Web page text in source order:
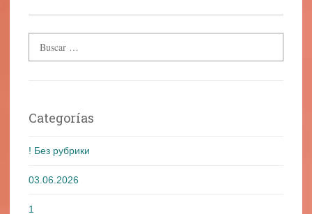
Categorías
! Без рубрики
03.06.2026
1